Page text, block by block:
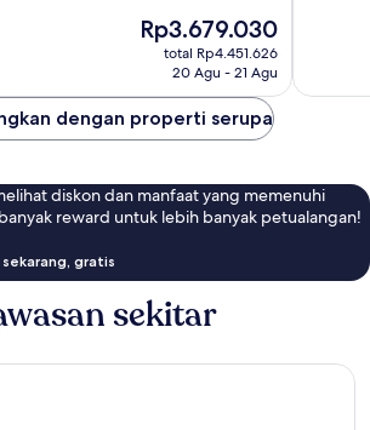
Harga
sekarang
Rp3.679.030
Rp3.679.030
total Rp4.451.626
20 Agu - 21 Agu
ulasan
dengan properti serupa
diskon dan manfaat yang memenuhi
reward untuk lebih banyak petualangan!
gratis
sekitar